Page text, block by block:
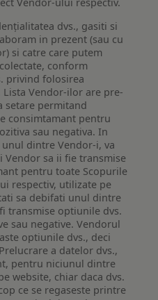
Vendor-ului respectiv.
dvs., gasiti si
in prezent (sau cu
si catre care putem
conform
privind folosirea
Vendor-ilor are pre-
setare permitand
consimtamant pentru
sau negativa. In
dintre Vendor-i, va
Vendor sa ii fie transmise
pentru toate Scopurile
respectiv, utilizate pe
sa debifati unul dintre
transmise optiunile dvs.
sau negative. Vendorul
optiunile dvs., deci
a datelor dvs.,
pentru niciunul dintre
website, chiar daca dvs.
ce se regaseste printre